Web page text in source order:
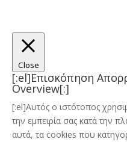
Close
[:el]Επισκόπηση
Overview[:]
[:el]Αυτός ο ιστότοπος
την εμπειρία σας κατά την
αυτά, τα cookies που